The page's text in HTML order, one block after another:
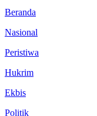
Beranda
Nasional
Peristiwa
Hukrim
Ekbis
Politik